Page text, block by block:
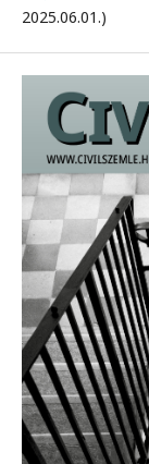
2025.06.01.)